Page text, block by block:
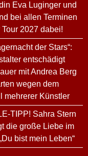
Eva Luginger und
bei allen Terminen
2027 dabei!
der Stars“:
entschädigt
mit Andrea Berg
wegen dem
mehrerer Künstler
TIPP! Sahra Stern
die große Liebe im
bist mein Leben“